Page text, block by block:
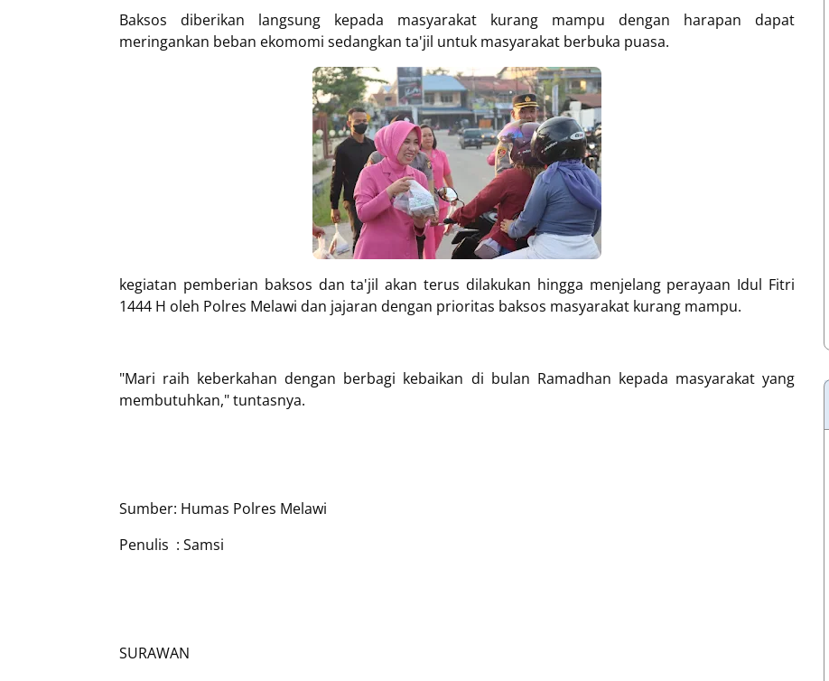
Baksos diberikan langsung kepada masyarakat kurang mampu dengan harapan dapat
meringankan beban ekomomi sedangkan ta'jil untuk masyarakat berbuka puasa.
kegiatan pemberian baksos dan ta'jil akan terus dilakukan hingga menjelang perayaan Idul Fitri
1444 H oleh Polres Melawi dan jajaran dengan prioritas baksos masyarakat kurang mampu.
"Mari raih keberkahan dengan berbagi kebaikan di bulan Ramadhan kepada masyarakat yang
membutuhkan," tuntasnya.
Sumber: Humas Polres Melawi
Penulis : Samsi
SURAWAN